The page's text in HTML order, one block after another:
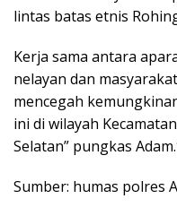
lintas batas etnis
Kerja sama antara
nelayan dan
mencegah
ini di wilayah
Selatan” pungkas
Sumber: humas polres